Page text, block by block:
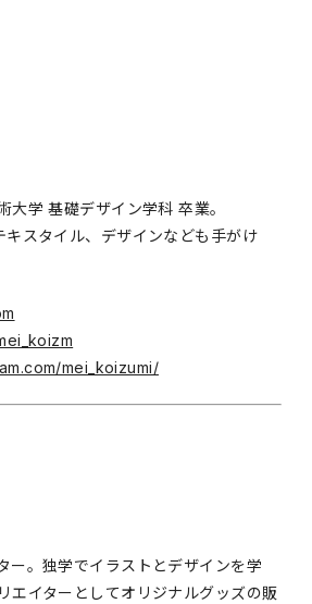
大学 基礎デザイン学科 卒業。
スタイル、デザインなども手がけ
mei_koizumi/
ー。独学でイラストとデザインを学
エイターとしてオリジナルグッズの販